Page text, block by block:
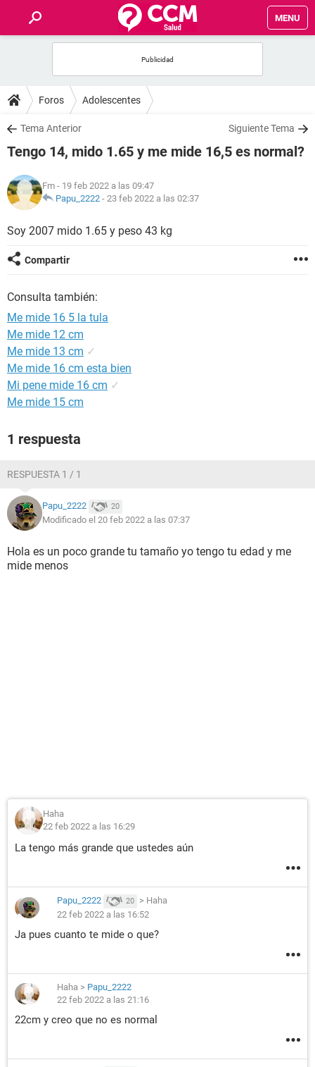
MENU
FOROS
SALUD
FAMILIA
NUTRICIÓN
BIENESTAR
SEXUALIDAD
Foros Adolescentes
Tema Anterior Siguiente Tema
Tengo 14, mido 1.65 y me mide 16,5 es normal?
Fm - 19 feb 2022 a las 09:47
Papu_2222 - 23 feb 2022 a las 02:37
Soy 2007 mido 1.65 y peso 43 kg
Compartir
Consulta también:
Me mide 16 5 la tula
Me mide 12 cm
Me mide 13 cm ✓
Me mide 16 cm esta bien
Mi pene mide 16 cm ✓
Me mide 15 cm
1 respuesta
RESPUESTA 1 / 1
Papu_2222 20
Modificado el 20 feb 2022 a las 07:37
Hola es un poco grande tu tamaño yo tengo tu edad y me
mide menos
Haha
22 feb 2022 a las 16:29
La tengo más grande que ustedes aún
Papu_2222 20 > Haha
22 feb 2022 a las 16:52
Ja pues cuanto te mide o que?
Haha > Papu_2222
22 feb 2022 a las 21:16
22cm y creo que no es normal